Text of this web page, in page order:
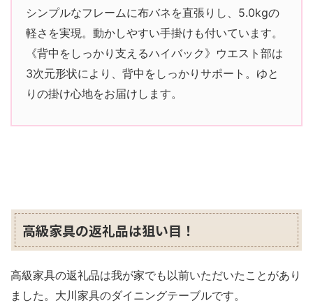
シンプルなフレームに布バネを直張りし、5.0kgの
軽さを実現。動かしやすい手掛けも付いています。
《背中をしっかり支えるハイバック》ウエスト部は
3次元形状により、背中をしっかりサポート。ゆと
りの掛け心地をお届けします。
高級家具の返礼品は狙い目！
高級家具の返礼品は我が家でも以前いただいたことがあり
ました。大川家具のダイニングテーブルです。